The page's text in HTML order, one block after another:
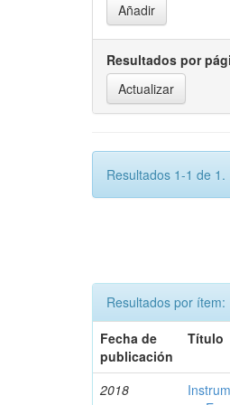
Resultados por
Resultados 1-1 de 1.
Resultados por ítem:
Fecha de
publicación
Título
2018